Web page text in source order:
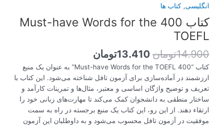
انگلیسی, کتاب ها
کتاب 400 Must-have Words for the
TOEFL
14.900تومان 13.410تومان
کتاب “400 Must-have Words for the TOEFL” به عنوان یک منبع
ارزشمند در آماده‌سازی برای آزمون تافل شناخته می‌شود. این کتاب با
تعریف و توضیح واژگان اساسی و معتبر، مثال‌ها و تمرینات کارآمد و
ساختار منطقی به دانشجوان کمک می‌کند تا مهارت‌های زبانی خود را
ارتقاء دهند. از این رو، این کتاب یک منبع برجسته در راه به سمت
موفقیت در آزمون تافل محسوب می‌شود و به داوطلبان این آزمون